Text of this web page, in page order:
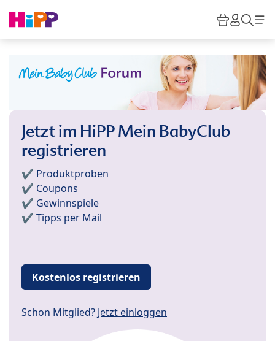
HiPP
Jetzt im HiPP Mein BabyClub
registrieren
✔️ Produktproben
✔️ Coupons
✔️ Gewinnspiele
✔️ Tipps per Mail
Kostenlos registrieren
Schon Mitglied? Jetzt einloggen